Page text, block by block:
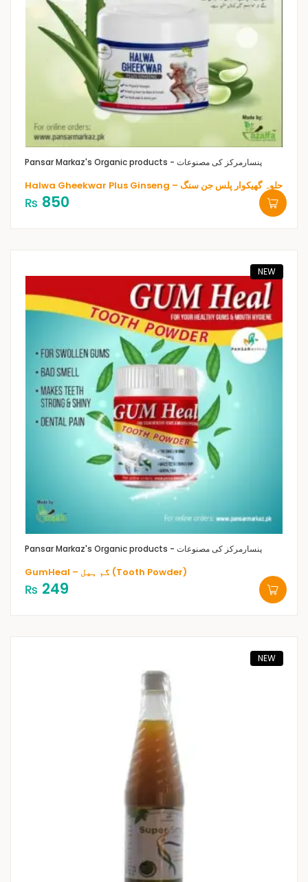
Pansar Markaz's Organic products - پنسارمرکز کی مصنوعات
Halwa Gheekwar Plus Ginseng – حلوہ گھیکوار پلس جن سنگ
₨ 850
NEW
Pansar Markaz's Organic products - پنسارمرکز کی مصنوعات
GumHeal – گم ہیل (Tooth Powder)
₨ 249
NEW